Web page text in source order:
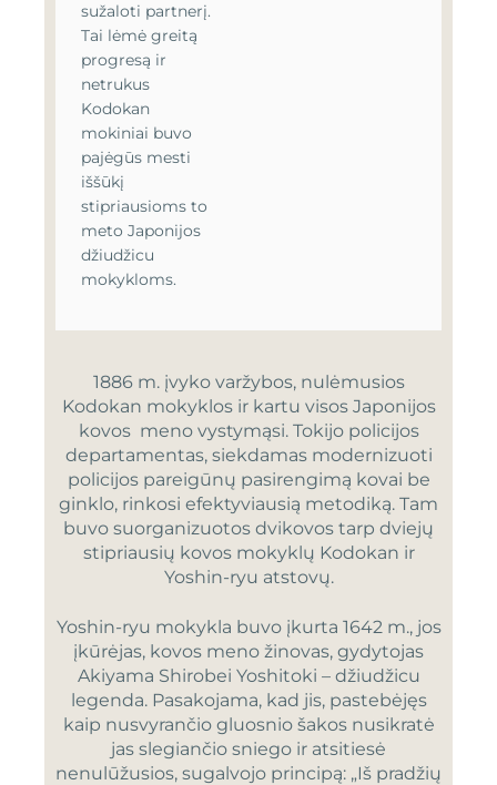
sužaloti partnerį.
Tai lėmė greitą
progresą ir
netrukus
Kodokan
mokiniai buvo
pajėgūs mesti
iššūkį
stipriausioms to
meto Japonijos
džiudžicu
mokykloms.
1886 m. įvyko varžybos, nulėmusios
Kodokan mokyklos ir kartu visos Japonijos
kovos meno vystymąsi. Tokijo policijos
departamentas, siekdamas modernizuoti
policijos pareigūnų pasirengimą kovai be
ginklo, rinkosi efektyviausią metodiką. Tam
buvo suorganizuotos dvikovos tarp dviejų
stipriausių kovos mokyklų Kodokan ir
Yoshin-ryu atstovų.
Yoshin-ryu mokykla buvo įkurta 1642 m., jos
įkūrėjas, kovos meno žinovas, gydytojas
Akiyama Shirobei Yoshitoki – džiudžicu
legenda. Pasakojama, kad jis, pastebėjęs
kaip nusvyrančio gluosnio šakos nusikratė
jas slegiančio sniego ir atsitiesė
nenulūžusios, sugalvojo principą: „Iš pradžių